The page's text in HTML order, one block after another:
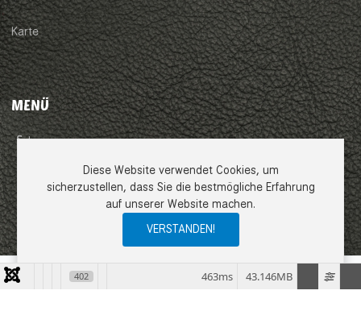
My Wishlist Compare
Karte
MENÜ
Impressum
Datenschutzerklärung
COPYRIGHT © 2026 EMME LEDER GMBH. ALLE RECHTE VORBEHALTEN.
Diese Website verwendet Cookies, um
sicherzustellen, dass Sie die bestmögliche Erfahrung
auf unserer Website machen.
VERSTANDEN!
402 43.146MB
463ms